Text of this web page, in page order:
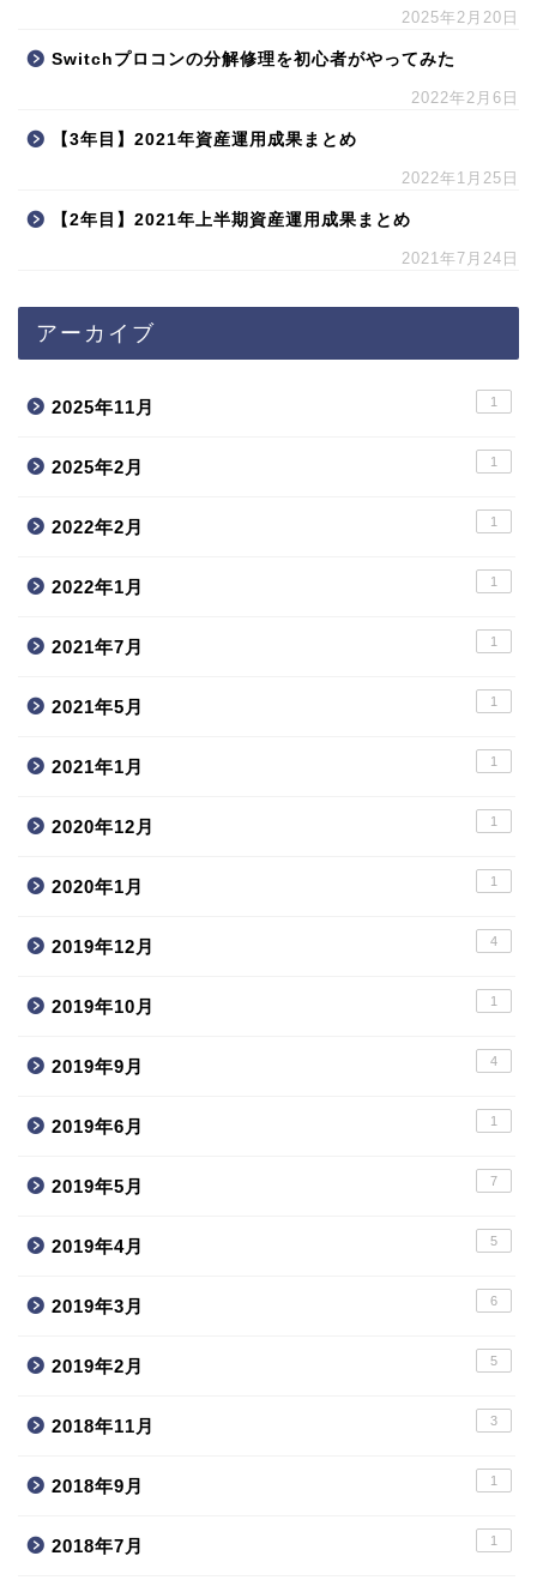
2025年2月20日
Switchプロコンの分解修理を初心者がやってみた
2022年2月6日
【3年目】2021年資産運用成果まとめ
2022年1月25日
【2年目】2021年上半期資産運用成果まとめ
2021年7月24日
アーカイブ
2025年11月 1
2025年2月 1
2022年2月 1
2022年1月 1
2021年7月 1
2021年5月 1
2021年1月 1
2020年12月 1
2020年1月 1
2019年12月 4
2019年10月 1
2019年9月 4
2019年6月 1
2019年5月 7
2019年4月 5
2019年3月 6
2019年2月 5
2018年11月 3
2018年9月 1
2018年7月 1